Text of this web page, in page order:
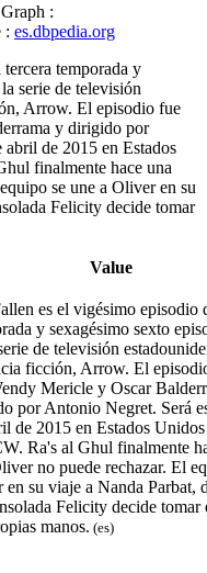
:
: es.dbpedia.org
temporada y
serie de televisión
Arrow. El episodio fue
y dirigido por
de 2015 en Estados
finalmente hace una
se une a Oliver en su
Felicity decide tomar
Value
es el vigésimo episodio
y sexagésimo sexto
de televisión
ficción, Arrow. El
Mericle y Oscar
por Antonio Negret. Será
de 2015 en Estados
Ra's al Ghul finalmente
no puede rechazar. El
en su viaje a Nanda Parbat,
Felicity decide tomar
manos. (es)